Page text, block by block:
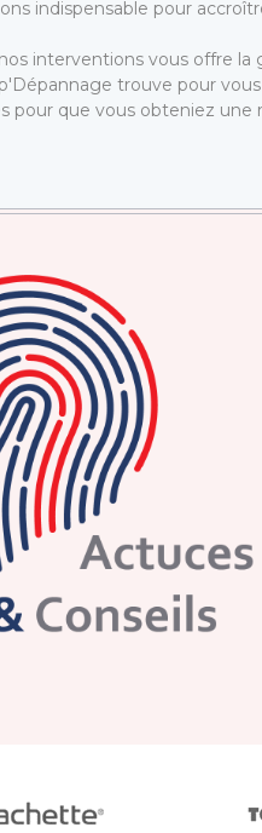
indispensable pour
interventions vous offre
trouve pour
pour que vous obteniez une